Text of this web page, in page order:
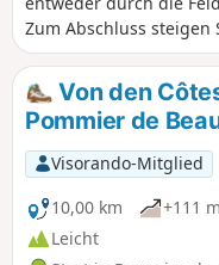
Zum Abschluss steigen
du Grand Suzon hinab.
aber... nicht immer! Bei
schöne Ausblicke auf
Von den
Pommier de
Visorando-Mitglied
10,00 km
+111 m
Leicht